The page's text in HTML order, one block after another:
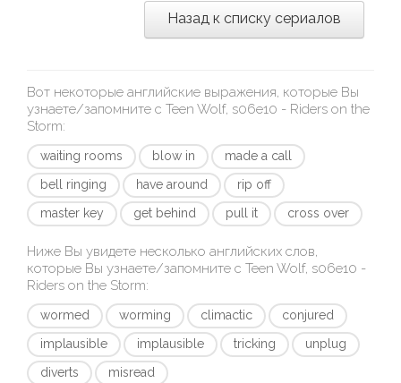
Назад к списку сериалов
Вот некоторые английские выражения, которые Вы
узнаете/запомните с Teen Wolf, s06e10 - Riders on the
Storm:
waiting rooms blow in
made a call
bell ringing
have around
rip off
master key
get behind pull it cross over
Ниже Вы увидете несколько английских слов,
которые Вы узнаете/запомните с Teen Wolf, s06e10 -
Riders on the Storm:
wormed worming climactic
conjured
implausible
implausible tricking
unplug
diverts
misread